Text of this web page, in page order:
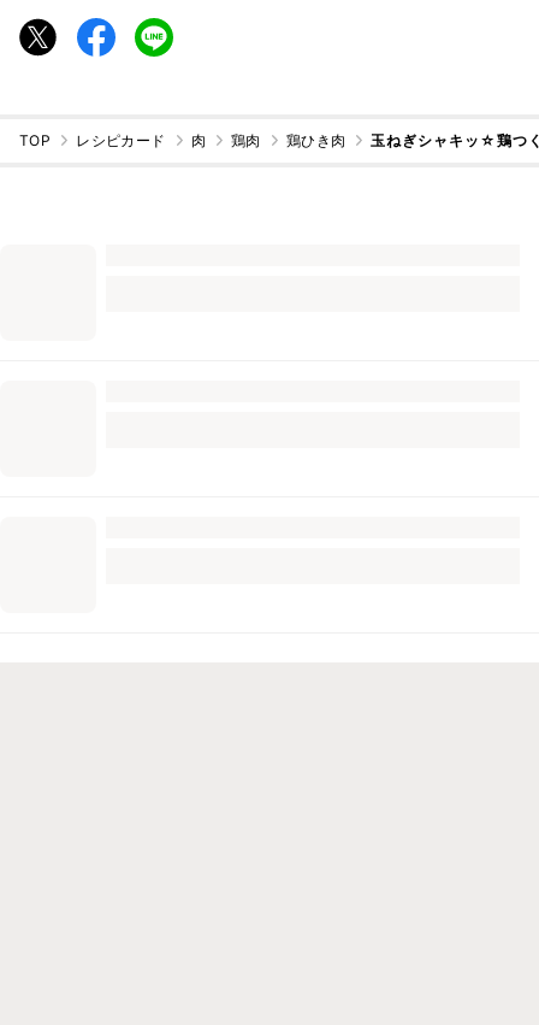
TOP レシピカード 肉 鶏肉 鶏ひき肉 玉ねぎシャキッ☆鶏つ